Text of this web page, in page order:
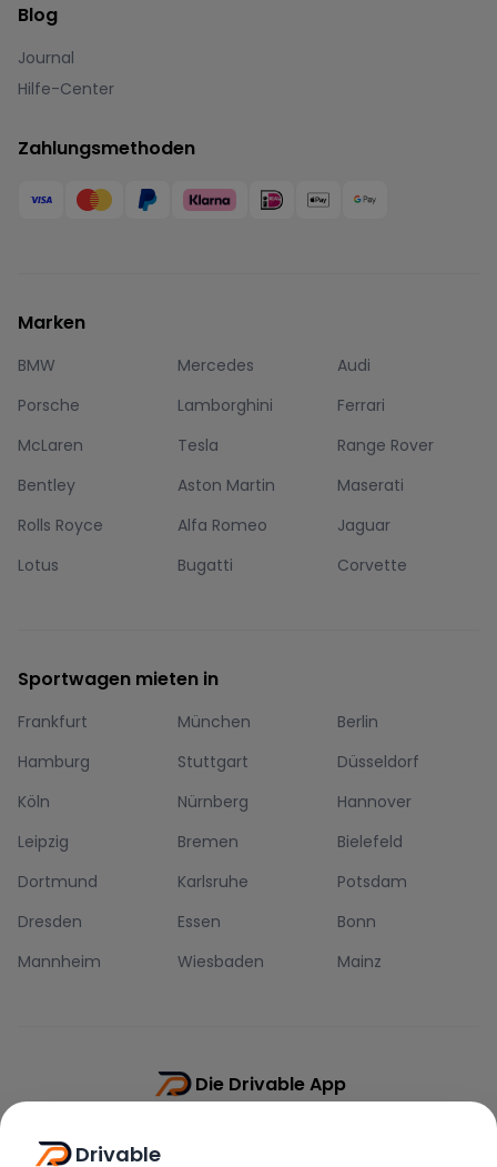
Blog
Journal
Hilfe-Center
Zahlungsmethoden
Marken
BMW Mercedes
Audi
Porsche
Lamborghini
Ferrari
McLaren
Tesla
Range Rover
Bentley
Aston Martin
Maserati
Rolls Royce
Alfa Romeo
Jaguar
Lotus
Bugatti Corvette
Sportwagen mieten in
Frankfurt München
Berlin
Hamburg
Stuttgart
Düsseldorf
Köln
Nürnberg
Hannover
Leipzig
Bremen
Bielefeld
Dortmund
Karlsruhe
Potsdam
Dresden
Essen
Bonn
Mannheim
Wiesbaden Mainz
Die Drivable App
Drivable